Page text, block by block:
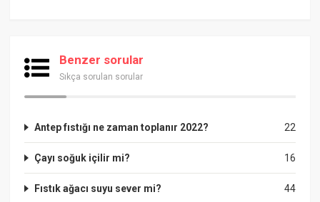
Benzer sorular
Sıkça sorulan sorular
22
Antep fıstığı ne zaman toplanır 2022?
16
Çayı soğuk içilir mi?
44
Fıstık ağacı suyu sever mi?